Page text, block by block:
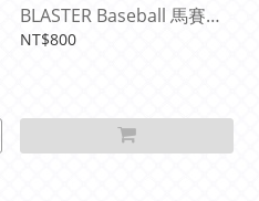
BLASTER Baseball 馬賽克
系列 手雷盒 Retail 零售通
NT$800